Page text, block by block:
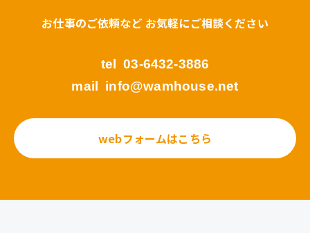
お仕事のご依頼など お気軽にご相談ください
tel 03-6432-3886
mail info@wamhouse.net
webフォームはこちら